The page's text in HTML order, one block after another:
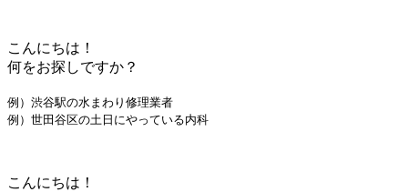
こんにちは！
何をお探しですか？
例）渋谷駅の水まわり修理業者
例）世田谷区の土日にやっている内科
こんにちは！